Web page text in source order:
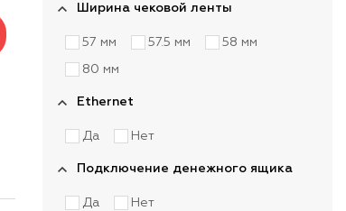
Ширина чековой ленты
57 мм 57.5 мм 58 мм
80 мм
Ethernet
Да Нет
Подключение денежного ящика
Да Нет